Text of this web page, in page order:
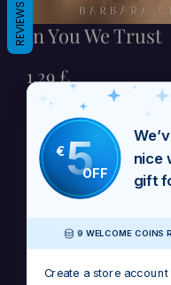
In You We Trust
1,29 £Prezzo
IVA inclusa
Aggiungi al
This is track no 8 on the
album and is officially
August on all major
€5OFF
nice
gift
9 WELCOME COINS
Create a store
REVIEWS